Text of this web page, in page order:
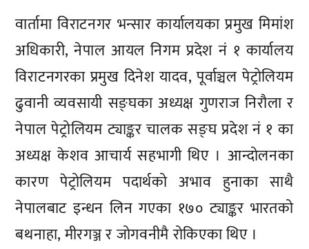
वार्तामा विराटनगर भन्सार कार्यालयका प्रमुख मिमांश
अधिकारी, नेपाल आयल निगम प्रदेश नं १ कार्यालय
विराटनगरका प्रमुख दिनेश यादव, पूर्वाञ्चल पेट्रोलियम
ढुवानी व्यवसायी सङ्घका अध्यक्ष गुणराज निरौला र
नेपाल पेट्रोलियम ट्याङ्कर चालक सङ्घ प्रदेश नं १ का
अध्यक्ष केशव आचार्य सहभागी थिए । आन्दोलनका
कारण पेट्रोलियम पदार्थको अभाव हुनाका साथै
नेपालबाट इन्धन लिन गएका १७० ट्याङ्कर भारतको
बथनाहा, मीरगञ्ज र जोगवनीमै रोकिएका थिए ।